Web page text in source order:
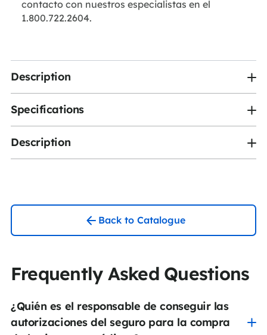
contacto con nuestros especialistas en el
1.800.722.2604.
Description
Specifications
Description
Back to Catalogue
Frequently Asked Questions
¿Quién es el responsable de conseguir las
autorizaciones del seguro para la compra